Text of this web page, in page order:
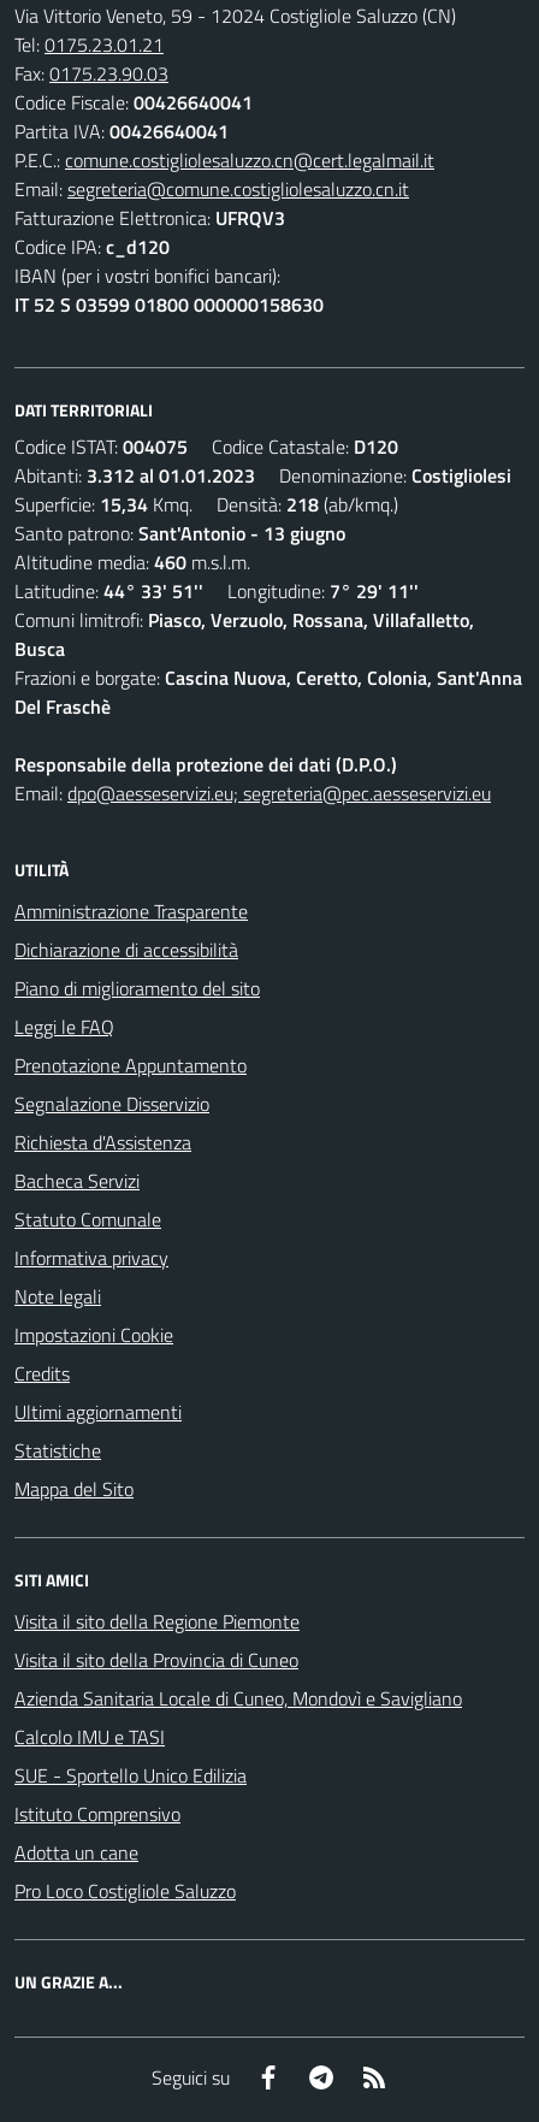
Via Vittorio Veneto, 59 - 12024 Costigliole Saluzzo (CN)
Tel:0175.23.01.21
Fax:0175.23.90.03
Codice Fiscale:00426640041
Partita IVA:00426640041
P.E.C.:comune.costigliolesaluzzo.cn@cert.legalmail.it
Email:segreteria@comune.costigliolesaluzzo.cn.it
Fatturazione Elettronica: UFRQV3
Codice IPA:c_d120
IBAN (per i vostri bonifici bancari):
IT 52 S 03599 01800 000000158630
DATI TERRITORIALI
Codice ISTAT:004075 Codice Catastale: D120
Abitanti: 3.312 al 01.01.2023 Denominazione:Costigliolesi
Superficie: 15,34 Kmq. Densità: 218(ab/kmq.)
Santo patrono:Sant'Antonio - 13 giugno
Altitudine media:460 m.s.l.m.
Latitudine:44° 33' 51'' Longitudine: 7° 29' 11''
Comuni limitrofi: Piasco, Verzuolo, Rossana, Villafalletto,
Busca
Frazioni e borgate:Cascina Nuova, Ceretto, Colonia, Sant'Anna
Del Fraschè
Responsabile della protezione dei dati (D.P.O.)
Email:dpo@aesseservizi.eu; segreteria@pec.aesseservizi.eu
UTILITÀ
Amministrazione Trasparente
Dichiarazione di accessibilità
Piano di miglioramento del sito
Leggi le FAQ
Prenotazione Appuntamento
Segnalazione Disservizio
Richiesta d'Assistenza
Bacheca Servizi
Statuto Comunale
Informativa privacy
Note legali
Impostazioni Cookie
Credits
Ultimi aggiornamenti
Statistiche
Mappa del Sito
SITI AMICI
Visita il sito della Regione Piemonte
Visita il sito della Provincia di Cuneo
Azienda Sanitaria Locale di Cuneo, Mondovì e Savigliano
Calcolo IMU e TASI
SUE - Sportello Unico Edilizia
Istituto Comprensivo
Adotta un cane
Pro Loco Costigliole Saluzzo
UN GRAZIE A...
Seguici su Facebook Telegram